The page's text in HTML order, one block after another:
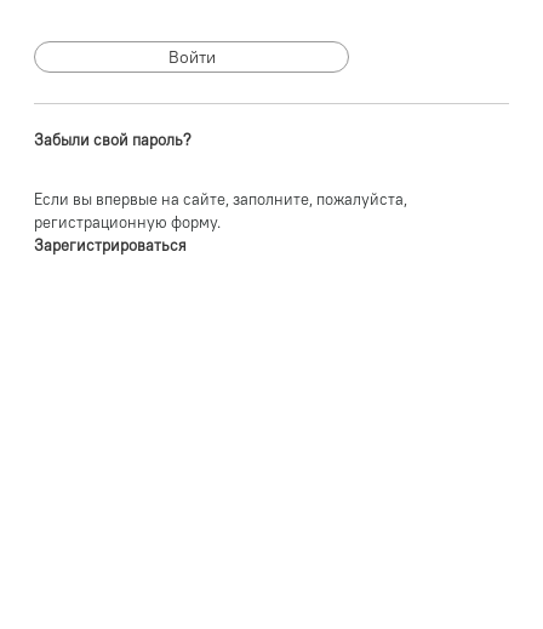
Забыли свой пароль?
Если вы впервые на сайте, заполните, пожалуйста,
регистрационную форму.
Зарегистрироваться